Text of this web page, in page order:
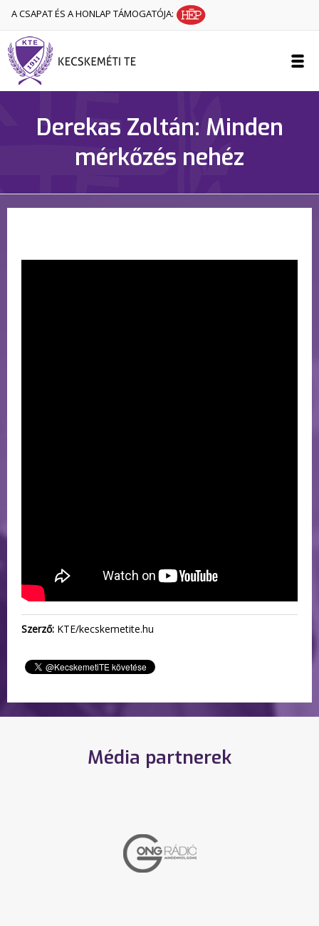
A CSAPAT ÉS A HONLAP TÁMOGATÓJA:
Derekas Zoltán: Minden
mérkőzés nehéz
Szerző: KTE/kecskemetite.hu
Média partnerek